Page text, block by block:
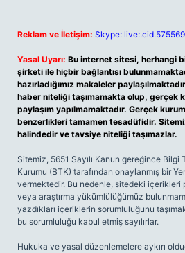
Reklam ve İletişim: Skype:
Yasal Uyarı: Bu internet sitesi, herhangi
şirketi ile hiçbir bağlantısı
hazırladığımız makaleler
haber niteliği taşımamakta olup, gerçek
paylaşım yapılmamaktadır. Gerçek
benzerlikleri tamamen tesadüfidir.
halindedir ve tavsiye niteliği taşımazlar.
Sitemiz, 5651 Sayılı Kanun gereğince
Kurumu (BTK) tarafından onaylanmış bir
vermektedir. Bu nedenle, sitedeki
veya araştırma yükümlülüğümüz
yazdıkları içeriklerin sorumluluğunu
bu sorumluluğu kabul etmiş sayılırlar.
Hukuka ve yasal düzenlemelere aykırı